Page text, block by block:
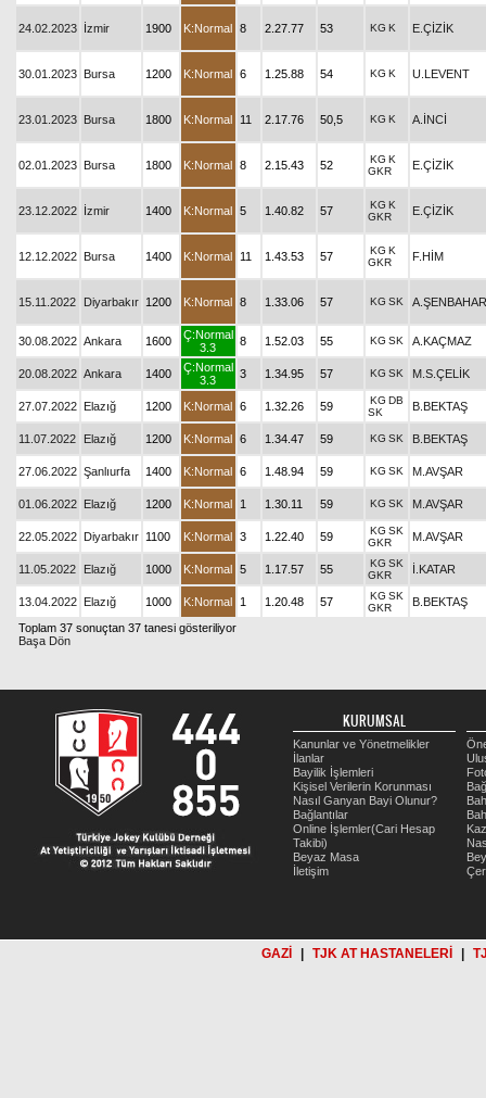
24.02.2023 İzmir 1900 K:Normal 8 2.27.77 53 KG K E.ÇİZİK
30.01.2023 Bursa 1200 K:Normal 6 1.25.88 54 KG K U.LEVENT
23.01.2023 Bursa 1800 K:Normal 11 2.17.76 50,5 KG K A.İNCİ
02.01.2023 Bursa 1800 K:Normal 8 2.15.43 52 KG K
GKR
E.ÇİZİK
23.12.2022 İzmir 1400 K:Normal 5 1.40.82 57 KG K
GKR
E.ÇİZİK
12.12.2022 Bursa 1400 K:Normal 11 1.43.53 57 KG K
GKR
F.HİM
15.11.2022 Diyarbakır 1200 K:Normal 8 1.33.06 57 KG SK A.ŞENBAHAR
30.08.2022 Ankara 1600
Ç:Normal
3.3
8 1.52.03 55 KG SK A.KAÇMAZ
20.08.2022 Ankara 1400
Ç:Normal
3.3
3 1.34.95 57 KG SK M.S.ÇELİK
27.07.2022 Elazığ 1200 K:Normal 6 1.32.26 59 KG DB
SK
B.BEKTAŞ
11.07.2022 Elazığ 1200 K:Normal 6 1.34.47 59 KG SK B.BEKTAŞ
27.06.2022 Şanlıurfa 1400 K:Normal 6 1.48.94 59 KG SK M.AVŞAR
01.06.2022 Elazığ 1200 K:Normal 1 1.30.11 59 KG SK M.AVŞAR
22.05.2022 Diyarbakır 1100 K:Normal 3 1.22.40 59 KG SK
GKR
M.AVŞAR
11.05.2022 Elazığ 1000 K:Normal 5 1.17.57 55 KG SK
GKR
İ.KATAR
13.04.2022 Elazığ 1000 K:Normal 1 1.20.48 57 KG SK
GKR
B.BEKTAŞ
Toplam 37 sonuçtan 37 tanesi gösteriliyor
Başa Dön
KURUMSAL
Kanunlar ve Yönetmelikler
İlanlar
Bayilik İşlemleri
Kişisel Verilerin Korunması
Nasıl Ganyan Bayi Olunur?
Bağlantılar
Online İşlemler(Cari Hesap
Takibi)
Beyaz Masa
İletişim
GAZİ TJK AT HASTANELERİ